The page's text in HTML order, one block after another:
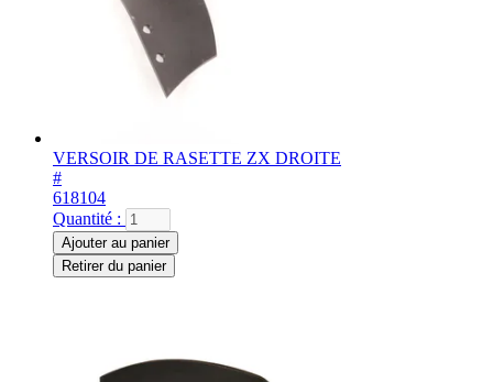
VERSOIR DE RASETTE ZX DROITE
#
618104
Quantité :
Ajouter au panier
Retirer du panier